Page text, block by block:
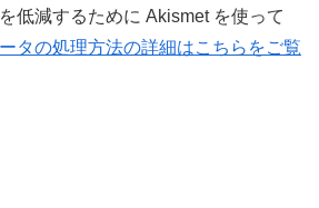
低減するために Akismet を使って
タの処理方法の詳細はこちらをご覧